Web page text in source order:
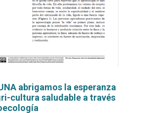
abrigamos la esperanza
cultura saludable a través